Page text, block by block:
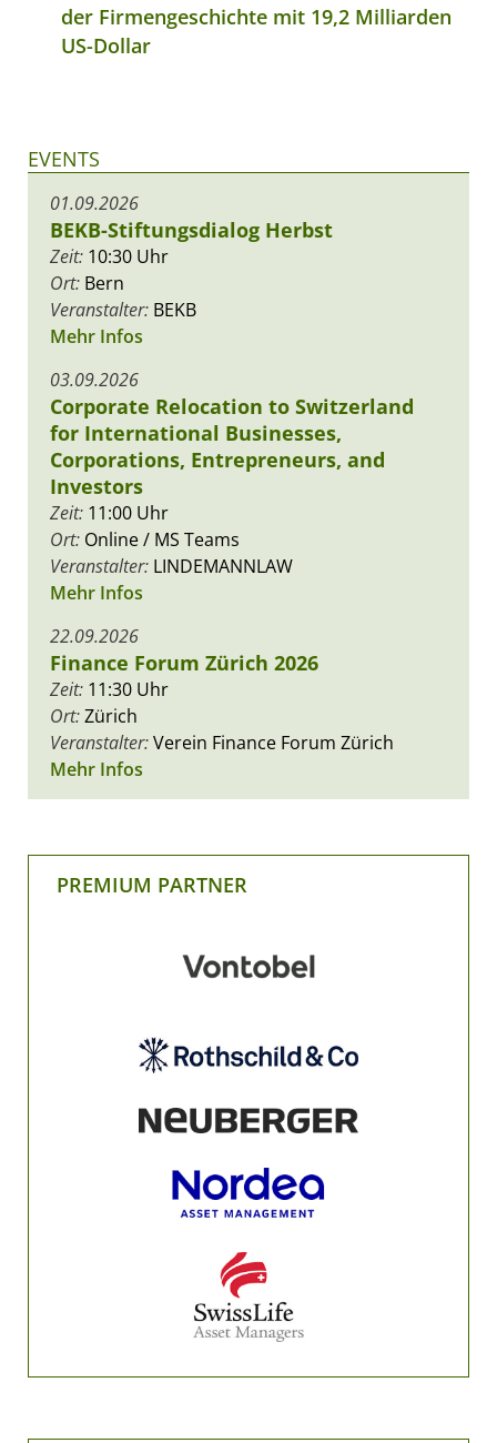
der Firmengeschichte mit 19,2 Milliarden
US-Dollar
EVENTS
01.09.2026
BEKB-Stiftungsdialog Herbst
Zeit: 10:30 Uhr
Ort: Bern
Veranstalter: BEKB
Mehr Infos
03.09.2026
Corporate Relocation to Switzerland
for International Businesses,
Corporations, Entrepreneurs, and
Investors
Zeit: 11:00 Uhr
Ort: Online / MS Teams
Veranstalter: LINDEMANNLAW
Mehr Infos
22.09.2026
Finance Forum Zürich 2026
Zeit: 11:30 Uhr
Ort:Zürich
Veranstalter:Verein Finance Forum Zürich
Mehr Infos
PREMIUM PARTNER